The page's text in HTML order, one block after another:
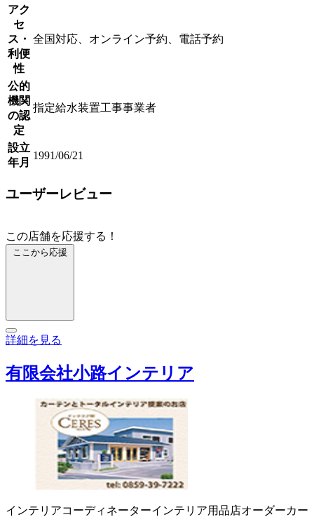
アク
セ
ス・
利便
性
全国対応、オンライン予約、電話予約
公的
機関
の認
定
指定給水装置工事事業者
設立
年月
1991/06/21
ユーザーレビュー
この店舗を応援する！
ここから応援
詳細を見る
有限会社小路インテリア
インテリアコーディネーターインテリア用品店オーダーカー